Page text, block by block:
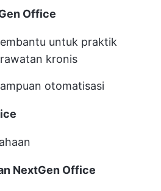
Office
untuk praktik
kronis
otomatisasi
NextGen Office